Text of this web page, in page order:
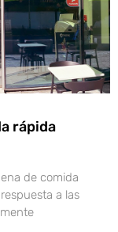
rápida
de comida
a las